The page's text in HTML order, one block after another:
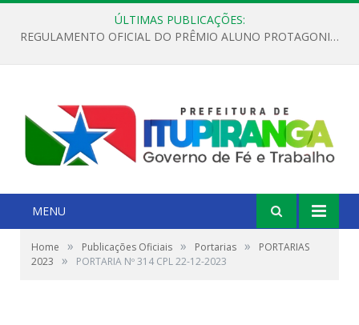
ÚLTIMAS PUBLICAÇÕES:
REGULAMENTO OFICIAL DO PRÊMIO ALUNO PROTAGONISTA – EDIÇÃO 2026
MENU
Home » Publicações Oficiais » Portarias »
PORTARIAS
2023
» PORTARIA Nº 314 CPL 22-12-2023